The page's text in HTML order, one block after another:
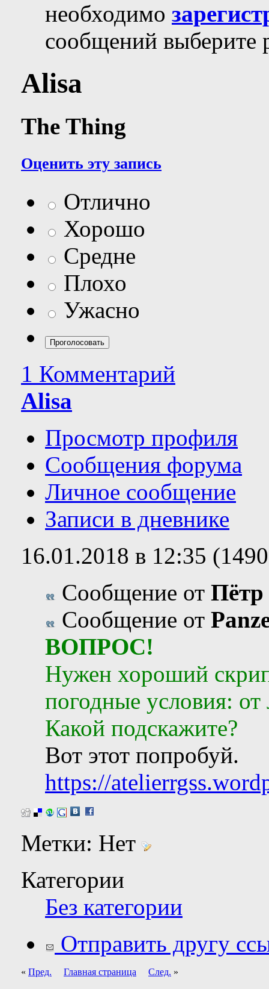
необходимо
сообщений выберите
Alisa
The Thing
Оценить эту запись
Отлично
Хорошо
Средне
Плохо
Ужасно
1 Комментарий
Alisa
Просмотр профиля
Сообщения форума
Личное сообщение
Записи в дневнике
16.01.2018 в 12:35
Сообщение от Пётр
Сообщение от
ВОПРОС!
Нужен хороший
погодные условия: от
Какой подскажите?
Вот этот попробуй.
https://
Метки: Нет
Категории
Без категории
Отправить другу
« Пред. Главная страница След. »